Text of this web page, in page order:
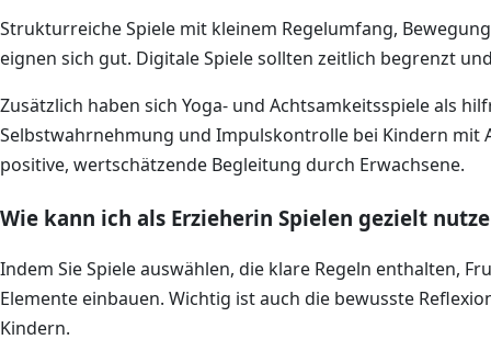
Strukturreiche Spiele mit kleinem Regelumfang,
eignen sich gut. Digitale Spiele sollten zeitlich begrenzt
Zusätzlich haben sich Yoga- und Achtsamkeitsspiele als
Selbstwahrnehmung und Impulskontrolle bei Kindern mit
positive, wertschätzende Begleitung durch Erwachsene.
Wie kann ich als Erzieherin Spielen gezielt
Indem Sie Spiele auswählen, die klare Regeln enthalten,
Elemente einbauen. Wichtig ist auch die bewusste
Kindern.